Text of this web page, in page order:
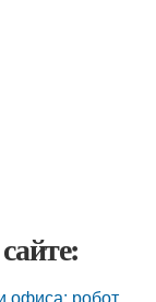
офиса: робот